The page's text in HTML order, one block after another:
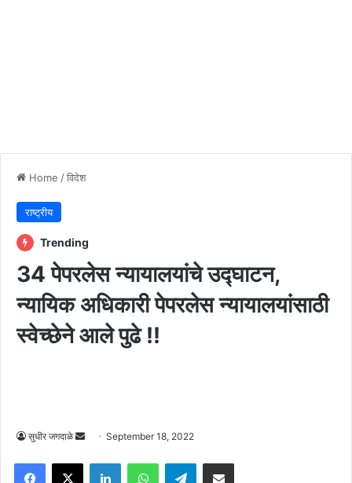
Home /विदेश
राष्ट्रीय
Trending
34 पेपरलेस न्यायालयांचे उद्घाटन,
न्यायिक अधिकारी पेपरलेस न्यायालयांसाठी
स्वेच्छेने आले पुढे !!
सुधीर जगदाळे
Send
email
September 18, 2022
Facebook
X LinkedInWhatsAppTelegramShare via Email